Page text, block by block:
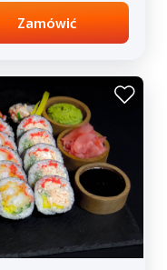
Zamówić